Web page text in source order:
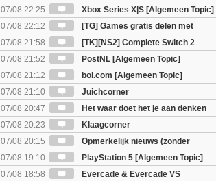
07/08 22:25
Xbox Series X|S [Algemeen Topic]
07/08 22:12
[TG] Games gratis delen met
elkaar.
07/08 21:58
[TK][NS2] Complete Switch 2
collectie
07/08 21:52
PostNL [Algemeen Topic]
07/08 21:12
bol.com [Algemeen Topic]
07/08 21:10
Juichcorner
07/08 20:47
Het waar doet het je aan denken
spel! (3 posts wachten!)
07/08 20:23
Klaagcorner
07/08 20:15
Opmerkelijk nieuws (zonder
politiek/religie)
07/08 19:10
PlayStation 5 [Algemeen Topic]
07/08 18:58
Evercade & Evercade VS